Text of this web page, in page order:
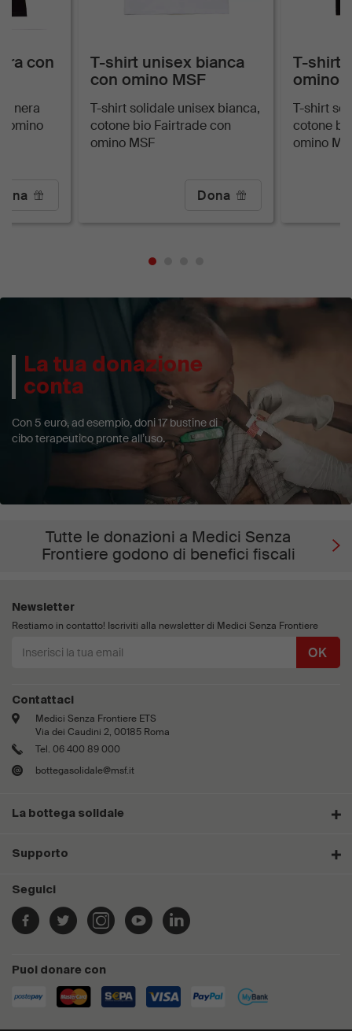
con
nera
omino
T-shirt unisex bianca
con omino MSF
T-shirt solidale unisex bianca,
cotone bio Fairtrade con
omino MSF
Dona
T-shirt
omino
T-shirt
cotone
omino
La tua donazione
conta
Con 5 euro, ad esempio, doni 17 bustine di
cibo terapeutico pronte all’uso.
Tutte le donazioni a Medici Senza
Frontiere godono di benefici fiscali
Newsletter
Restiamo in contatto! Iscriviti alla newsletter di Medici Senza Frontiere
OK
Contattaci
Medici Senza Frontiere ETS
Via dei Caudini 2, 00185 Roma
Tel. 06 400 89 000
bottegasolidale@msf.it
La bottega solidale
Supporto
Seguici
Puoi donare con